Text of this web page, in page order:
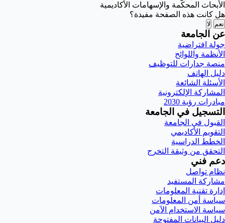
الأبحاث المحكّمة والإسهامات الأكاديمية
هل كانت هذه الصفحة مفيدة؟
نعم لا
عن الجامعة
جولة افتراضية
الأنظمة واللوائح
منصة جدارات للتوظيف
دليل الهاتف
الأسئلة الشائعة
المشاركة الإلكترونية
مبادرات رؤية 2030
التسجيل في الجامعة
القبول في الجامعة
التقويم الأكاديمي
الخطط الدراسية
التحقق من وثيقة التخرج
دعم فني
نظام تواصل
مشاركة المستفيد
إدارة تقنية المعلومات
سياسة أمن المعلومات
سياسة الاستخدام الآمن
دليل البيانات المفتوحة